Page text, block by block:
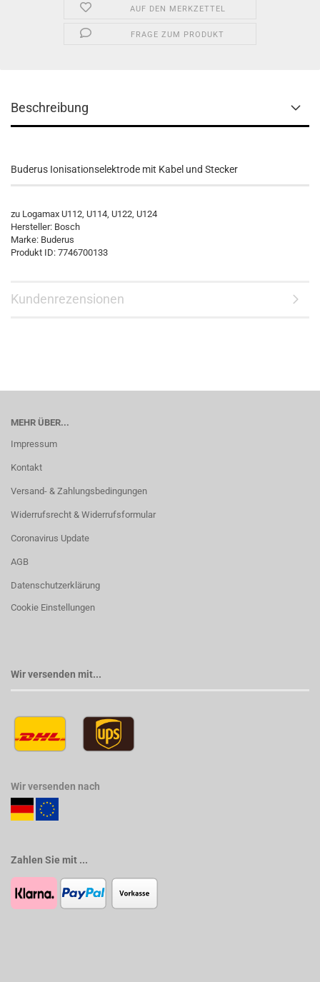
AUF DEN MERKZETTEL
FRAGE ZUM PRODUKT
Beschreibung
Buderus Ionisationselektrode mit Kabel und Stecker
zu Logamax U112, U114, U122, U124
Hersteller: Bosch
Marke: Buderus
Produkt ID: 7746700133
Kundenrezensionen
MEHR ÜBER...
Impressum
Kontakt
Versand- & Zahlungsbedingungen
Widerrufsrecht & Widerrufsformular
Coronavirus Update
AGB
Datenschutzerklärung
Cookie Einstellungen
Wir versenden mit...
Wir versenden nach
Zahlen Sie mit ...